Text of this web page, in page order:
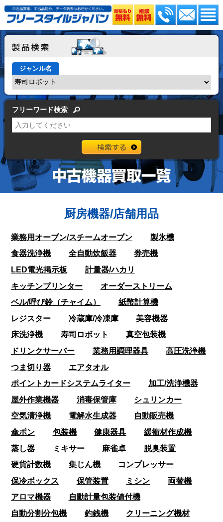
ジャンル名
フリーワード検索
厨房機器/店舗用品
業務用オーブン/スチームオーブン
製氷機
食器洗浄機
全自動炊飯器
券売機
LED電光掲示板
計量器/ハカリ
キッチンプリンター
オーダーストリーム
ベル/呼び鈴（チャイム）
紙幣計算機
レジスター
冷蔵庫/冷凍庫
美容機器
床洗浄機
寿司ロボット
真空包装機
ドリンクサーバー
業務用調理器具
高圧洗浄機
つま切り器
エアタオル
ポイントカードシステムライター
加工/洗浄機器
屋外作業機器
消毒保管庫
シュリンカー
空気清浄機
電解水生成器
自動販売機
傘ポン
包装機 健康器具
緩衝材作成機
蒸し器
ミキサー 麻雀卓
脱臭装置
硬貨計数機
集じん機
コンプレッサー
保冷ボックス
保管装置 ミシン
両替機
アロマ機器
自動計量包装値付機
自動分割分包機
釣銭機
クリーニング機材